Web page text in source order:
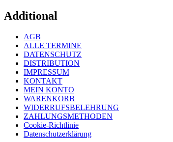
Additional
AGB
ALLE TERMINE
DATENSCHUTZ
DISTRIBUTION
IMPRESSUM
KONTAKT
MEIN KONTO
WARENKORB
WIDERRUFSBELEHRUNG
ZAHLUNGSMETHODEN
Cookie-Richtlinie
Datenschutzerklärung